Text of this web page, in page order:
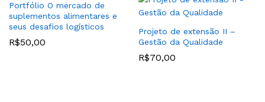
Portfólio O mercado de
suplementos alimentares e
seus desafios logísticos
R$50,00
Projeto de extensão II –
Gestão da Qualidade
R$70,00